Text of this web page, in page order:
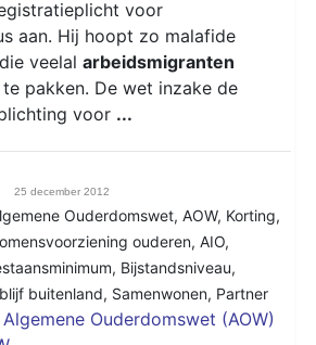
voor
aan. Hij hoopt zo malafide
veelal arbeidsmigranten
pakken. De wet inzake de
voor ...
25 december 2012
Ouderdomswet, AOW, Korting,
ouderen, AIO,
, Bijstandsniveau,
buitenland, Samenwonen, Partner
Algemene Ouderdomswet (AOW)